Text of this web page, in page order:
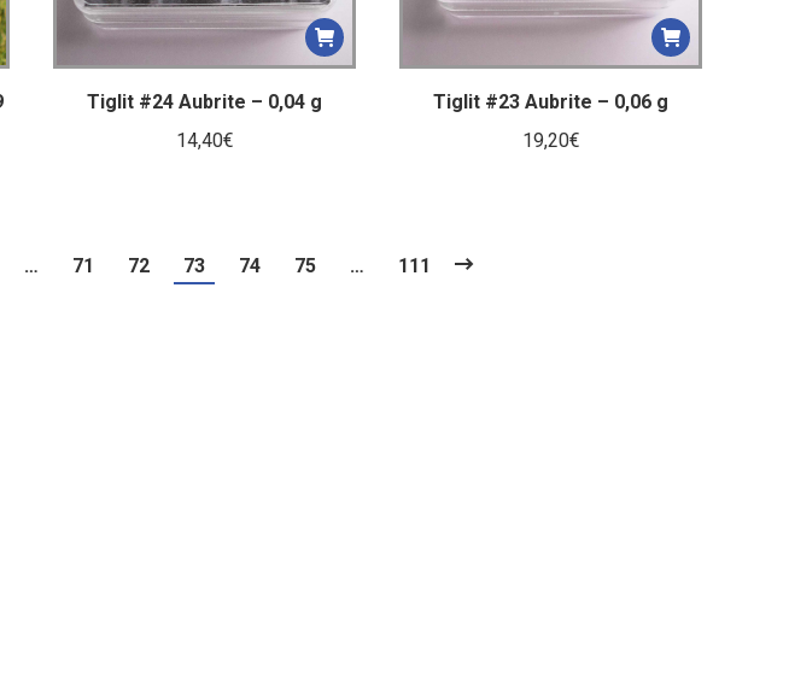
Tiglit #24 Aubrite – 0,04 g
14,40€
Tiglit #23 Aubrite – 0,06 g
19,20€
… 71 72 73 74 75 … 111